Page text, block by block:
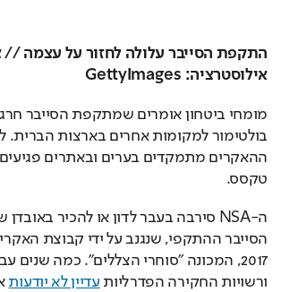
אילוסטרציה: GettyImages
טקסס.
ורשויות החקירה הפדרליות עדיין לא יודעות